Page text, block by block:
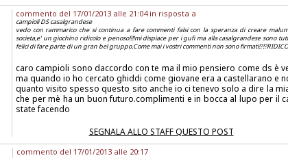
commento del 17/01/2013 alle 21:04 in risposta a
campioli DS casalgrandese
vedo con rammarico che si continua a fare commenti falsi con la speranza di creare
societa,e' un giochino ridicolo e penoso!!!!mi dispiace per i gufi ma alla casalgrandese sono
felici di fare parte di un gran bel gruppo.Come mai i vostri commenti non sono
caro campioli sono daccordo con te ma il mio pensiero come ds è
ma quando io ho cercato ghiddi come giovane era a castellarano e
quanto visito spesso questo sito anche io ci tenevo solo a dire la
che per mè ha un buon futuro.complimenti e in bocca al lupo per il
state facendo
SEGNALA ALLO STAFF QUESTO POST
commento del 17/01/2013 alle 20:17